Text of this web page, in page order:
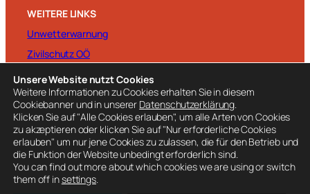
WEITERE LINKS
Unwetterwarnung
Zivilschutz OÖ
Pegelstände
Kachelmann-Wetter
Wetter Feuerkogel
Unsere Website nutzt Cookies
Weitere Informationen zu Cookies erhalten Sie in diesem
Cookiebanner und in unserer Datenschutzerklärung.
Klicken Sie auf "Alle Cookies erlauben", um alle Arten von Cookies
zu akzeptieren oder klicken Sie auf "Nur erforderliche Cookies
erlauben" um nur jene Cookies zu zulassen, die für den Betrieb und
die Funktion der Website unbedingt erforderlich sind.
You can find out more about which cookies we are using or switch
them off insettings.